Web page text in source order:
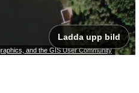
and the GIS User Community
Ladda upp bild